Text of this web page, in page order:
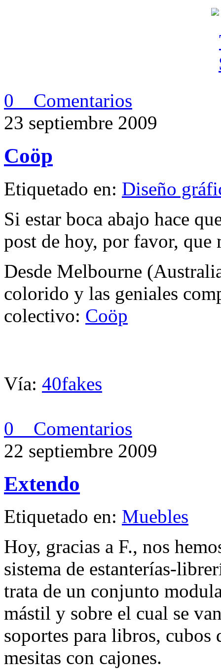
0 Comentarios
23 septiembre 2009
Coöp
Etiquetado en: Diseño
Si estar boca abajo hace
post de hoy, por favor, que
Desde Melbourne
colorido y las geniales
colectivo: Coöp
Vía: 40fakes
0 Comentarios
22 septiembre 2009
Extendo
Etiquetado en: Muebles
Hoy, gracias a F., nos
sistema de estanterías-
trata de un conjunto
mástil y sobre el cual se
soportes para libros, cubos
mesitas con cajones.